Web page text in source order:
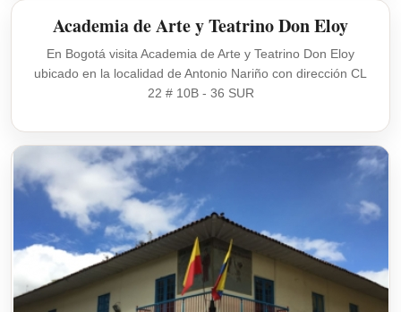
Academia de Arte y Teatrino Don Eloy
En Bogotá visita Academia de Arte y Teatrino Don Eloy
ubicado en la localidad de Antonio Nariño con dirección CL
22 # 10B - 36 SUR